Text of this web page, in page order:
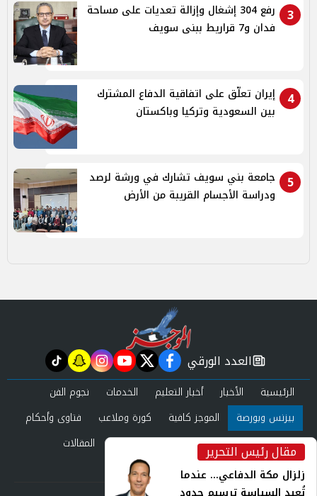
3
رفع 304 إشغال وإزالة تعديات على مساحة
فدان و7 قراريط ببنى سويف
4
إيران تعلّق على اتفاقية الدفاع المشترك
بين السعودية وتركيا وباكستان
5
جامعة بني سويف تشارك في ورشة لرصد
ودراسة الأجسام القريبة من الأرض
مقال رئيس التحرير
زلزال مكة الدفاعي... عندما
newspaper
العدد الورقي facebook
twitter
youtube
instagram
snapchat
tiktok
الرئيسية الأخبار أخبار التعليم الخدمات
نجوم الفن
بيزنس وبورصة
الموجز كافية كورة وملاعب
فتاوى وأحكام
صحة وجمال
عرب وعالم حوادث ومحاكم
المقالات
العدد الورقي